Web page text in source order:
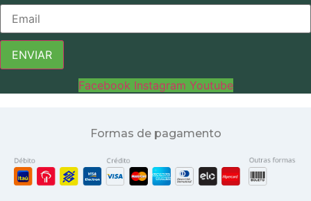
ENVIAR
Facebook Instagram Youtube
Formas de pagamento